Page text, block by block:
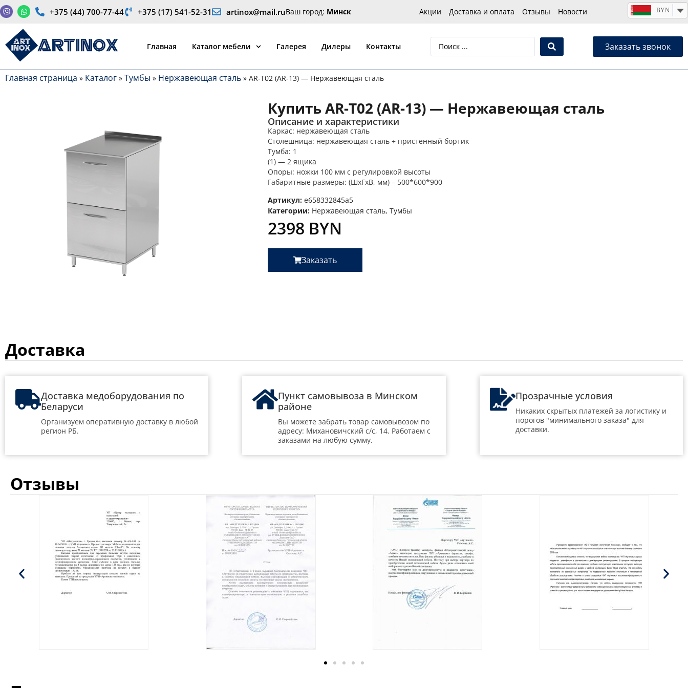
Главная страница » Каталог » Тумбы » Нержавеющая сталь » AR-T02 (AR-13) — Нержавеющая сталь
Купить AR-T02 (AR-13) — Нержавеющая сталь
Описание и характеристики
Каркас: нержавеющая сталь
Столешница: нержавеющая сталь + пристенный бортик
Тумба: 1
(1) — 2 ящика
Опоры: ножки 100 мм с регулировкой высоты
Габаритные размеры: (ШхГхВ, мм) – 500*600*900
Артикул:e658332845a5
Категории: Нержавеющая сталь,Тумбы
2398 BYN
Заказать
Доставка
Доставка медоборудования по
Беларуси
Организуем оперативную доставку в любой
регион РБ.
Пункт самовывоза в Минском
районе
Вы можете забрать товар самовывозом по
адресу: Михановичский с/с, 14. Работаем с
заказами на любую сумму.
Прозрачные условия
Никаких скрытых платежей за логистику и
порогов "минимального заказа" для
доставки.
Отзывы
+375 (44) 700-77-44 +375 (17) 541-52-31 artinox@mail.ruВаш город: Минск Акции Доставка и оплата Отзывы Новости BYN
Производство медицинской продукции и оборудования от производителя Артинокс
Главная Каталог мебели Галерея Дилеры Контакты Заказать звонок